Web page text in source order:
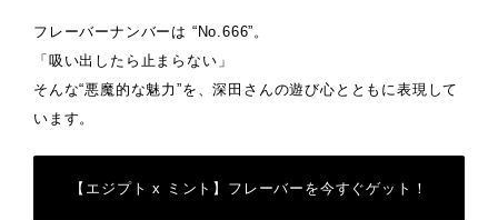
フレーバーナンバーは “No.666”。
「吸い出したら止まらない」
そんな“悪魔的な魅力”を、深田さんの遊び心とともに表現して
います。
【エジプト x ミント】フレーバーを今すぐゲット！